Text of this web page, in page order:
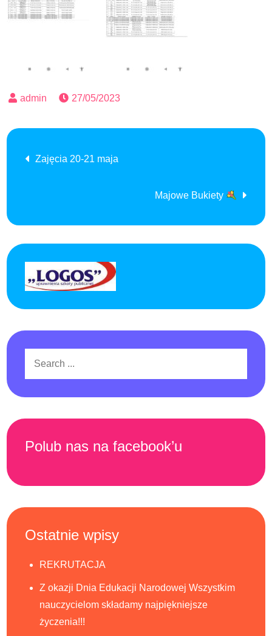
27/05/2023
Nawigacja
Zajęcia 20-21 maja
Majowe Bukiety
Polub nas na facebook’u
Ostatnie wpisy
REKRUTACJA
Z okazji Dnia Edukacji Narodowej Wszystkim
nauczycielom składamy najpiękniejsze
życzenia!!!